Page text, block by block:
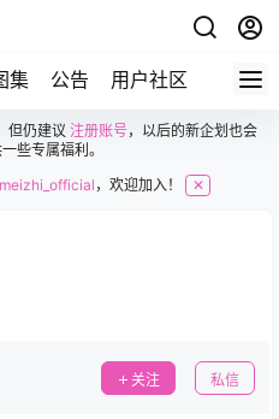
集 公告 用户社区
但仍建议 注册账号，以后的新企划也会
些专属福利。
，欢迎加入！ ✕
关注 私信